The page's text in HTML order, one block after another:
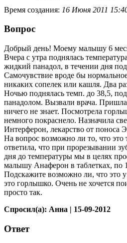
Время создания: 16 Июня 2011
Вопрос
Добрый день! Моему малышу 6
Вчера с утра поднялась
жидкий панадол, в течении дня
Самочувствие вроде бы
никаких сопелек или кашля. Два
Ночью поднялась темп. до 38,5,
панадолом. Вызвали врача. Пришла
ничего не знает. Посмотрела
немного покраснело. Назначила
Интерферон, лекарство от поноса
На вопрос возможно ли то, что это
ответила, что при прорезывании
дня до температуры мы в целях
малышу Анаферон в таблетках, по
Подскажите возможно ли, что это
это горлышко. Очень не хочется
просто так.
Спросил(а): Анна | 15-09-2012
Ответ